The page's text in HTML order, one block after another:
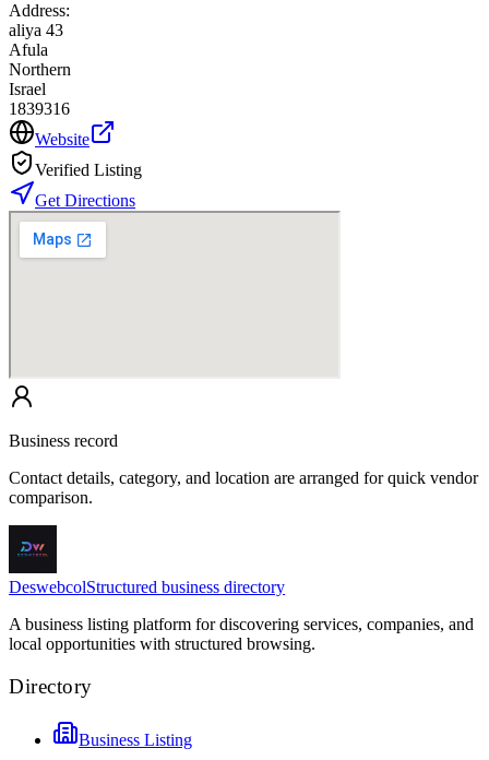
Address:
aliya 43
Afula
Northern
Israel
1839316
Website
Verified Listing
Get Directions
Business record
Contact details, category, and location are arranged for quick vendor
comparison.
DeswebcolStructured business directory
A business listing platform for discovering services, companies, and
local opportunities with structured browsing.
Directory
Business Listing